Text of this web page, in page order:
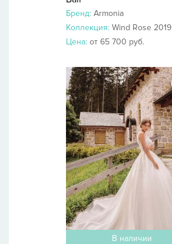
Бренд: Armonia
Коллекция: Wind Rose 2019
Цена: от 65 700 руб.
В наличии